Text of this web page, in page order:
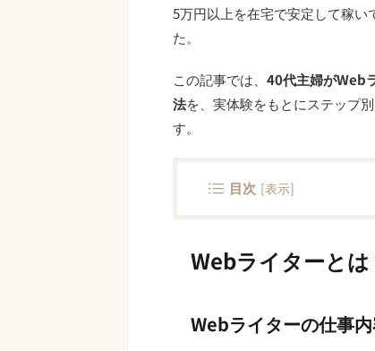
5万円以上を在宅で安定して稼い
た。
この記事では、 40代主婦がWeb
法を、実体験をもとにステップ
す。
目次 [表示]
Webライターと
Webライターの仕事